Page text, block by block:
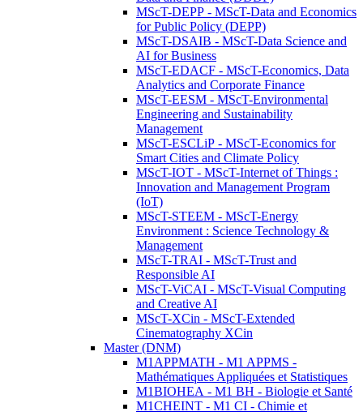
MScT-DEPP - MScT-Data and Economics
for Public Policy (DEPP)
MScT-DSAIB - MScT-Data Science and
AI for Business
MScT-EDACF - MScT-Economics, Data
Analytics and Corporate Finance
MScT-EESM - MScT-Environmental
Engineering and Sustainability
Management
MScT-ESCLiP - MScT-Economics for
Smart Cities and Climate Policy
MScT-IOT - MScT-Internet of Things :
Innovation and Management Program
(IoT)
MScT-STEEM - MScT-Energy
Environment : Science Technology &
Management
MScT-TRAI - MScT-Trust and
Responsible AI
MScT-ViCAI - MScT-Visual Computing
and Creative AI
MScT-XCin - MScT-Extended
Cinematography XCin
Master (DNM)
M1APPMATH - M1 APPMS -
Mathématiques Appliquées et Statistiques
M1BIOHEA - M1 BH - Biologie et Santé
M1CHEINT - M1 CI - Chimie et